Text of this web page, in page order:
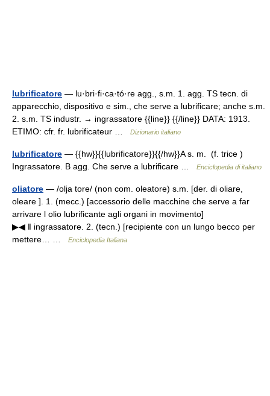
lubrificatore — lu·bri·fi·ca·tó·re agg., s.m. 1. agg. TS tecn. di
apparecchio, dispositivo e sim., che serve a lubrificare; anche s.m.
2. s.m. TS industr. → ingrassatore {{line}} {{/line}} DATA: 1913.
ETIMO: cfr. fr. lubrificateur …
Dizionario italiano
lubrificatore — {{hw}}{{lubrificatore}}{{/hw}}A s. m. (f. trice )
Ingrassatore. B agg. Che serve a lubrificare …
Enciclopedia di italiano
oliatore — /olja tore/ (non com. oleatore) s.m. [der. di oliare,
oleare ]. 1. (mecc.) [accessorio delle macchine che serve a far
arrivare l olio lubrificante agli organi in movimento]
▶◀ ‖ ingrassatore. 2. (tecn.) [recipiente con un lungo becco per
mettere… …
Enciclopedia Italiana